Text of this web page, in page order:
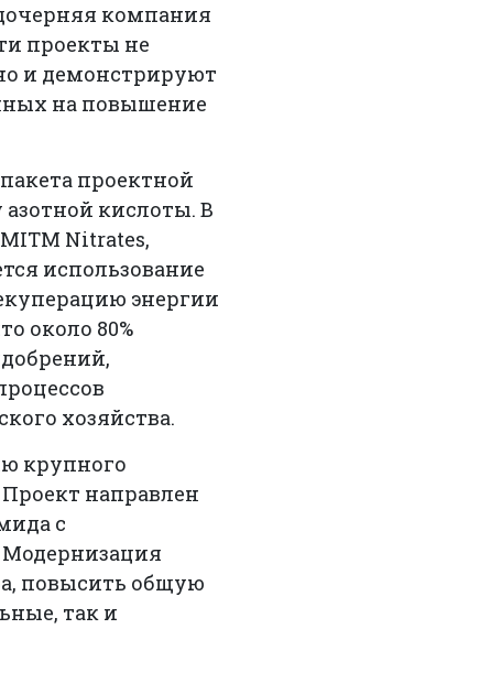
компания
проекты не
и демонстрируют
на повышение
проектной
азотной кислоты. В
Nitrates,
использование
энергии
около 80%
хозяйства.
крупного
направлен
с
Модернизация
повысить общую
так и